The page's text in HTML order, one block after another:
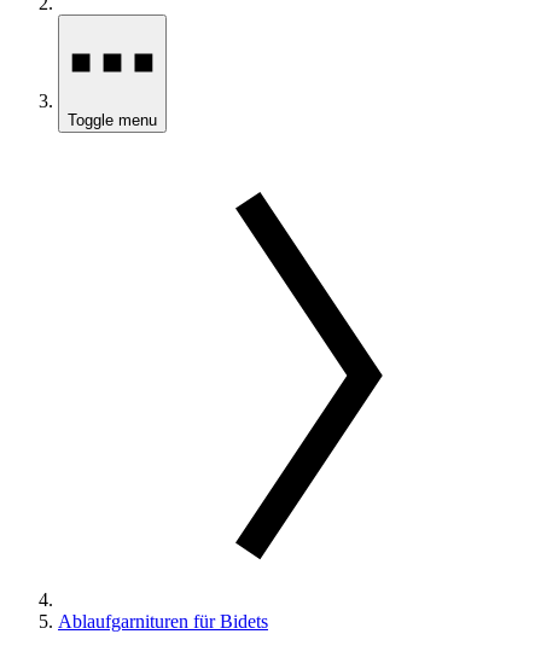
Toggle menu
Ablaufgarnituren für Bidets